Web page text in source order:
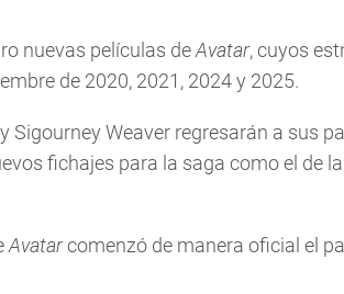
nuevas películas deAvatar, cuyos
de 2020, 2021, 2024 y 2025.
Sigourney Weaver regresarán a sus
fichajes para la saga como el de
Avatarcomenzó de manera oficial el